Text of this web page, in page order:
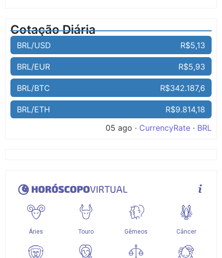
Cotação Diária
BRL/USD R$5,13
BRL/EUR R$5,93
BRL/BTC R$342.187,6
BRL/ETH
R$9.814,18
05 ago · CurrencyRate · BRL